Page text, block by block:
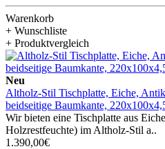
Warenkorb
+ Wunschliste
+ Produktvergleich
Neu
Altholz-Stil Tischplatte, Eiche,
beidseitige Baumkante,
Wir bieten eine Tischplatte aus
Holzrestfeuchte) im Altholz-Stil a..
1.390,00€